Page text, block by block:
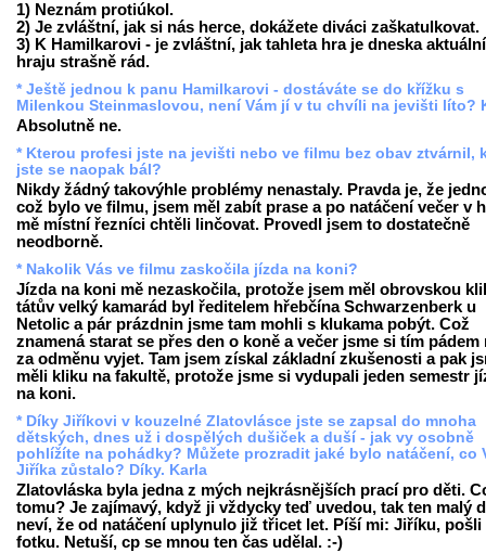
1) Neznám protiúkol.
2) Je zvláštní, jak si nás herce, dokážete diváci zaškatulkovat.
3) K Hamilkarovi - je zvláštní, jak tahleta hra je dneska
hraju strašně rád.
* Ještě jednou k panu Hamilkarovi - dostáváte se do křížku s
Milenkou Steinmaslovou, není Vám jí v tu chvíli na jevišti líto?
Absolutně ne.
* Kterou profesi jste na jevišti nebo ve filmu bez obav ztvárnil,
jste se naopak bál?
Nikdy žádný takovýhle problémy nenastaly. Pravda je, že
což bylo ve filmu, jsem měl zabít prase a po natáčení večer v
mě místní řezníci chtěli linčovat. Provedl jsem to dostatečně
neodborně.
* Nakolik Vás ve filmu zaskočila jízda na koni?
Jízda na koni mě nezaskočila, protože jsem měl obrovskou
tátův velký kamarád byl ředitelem hřebčína Schwarzenberk u
Netolic a pár prázdnin jsme tam mohli s klukama pobýt. Což
znamená starat se přes den o koně a večer jsme si tím pádem
za odměnu vyjet. Tam jsem získal základní zkušenosti a pak
měli kliku na fakultě, protože jsme si vydupali jeden semestr
na koni.
* Díky Jiříkovi v kouzelné Zlatovlásce jste se zapsal do mnoha
dětských, dnes už i dospělých dušiček a duší - jak vy osobně
pohlížíte na pohádky? Můžete prozradit jaké bylo natáčení, co
Jiříka zůstalo? Díky. Karla
Zlatovláska byla jedna z mých nejkrásnějších prací pro děti.
tomu? Je zajímavý, když ji vždycky teď uvedou, tak ten malý
neví, že od natáčení uplynulo již třicet let. Píší mi: Jiříku, pošli
fotku. Netuší, cp se mnou ten čas udělal. :-)